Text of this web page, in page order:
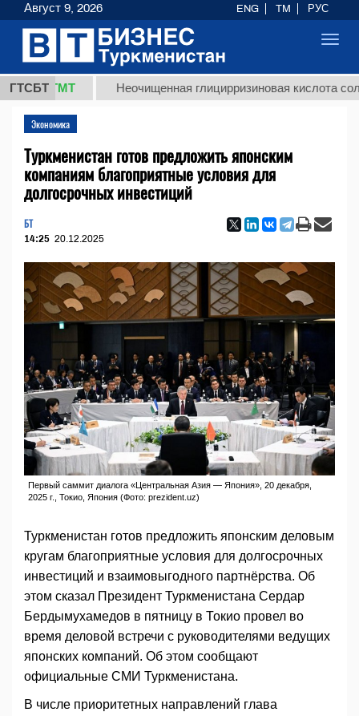
ГТСБТ
ТМТ Неочищенная глицирризиновая кислота
Экономика
Туркменистан готов предложить японским
компаниям благоприятные условия для
долгосрочных инвестиций
БТ
14:25 20.12.2025
Первый саммит диалога «Центральная Азия — Япония», 20 декабря,
2025 г., Токио, Япония (Фото: prezident.uz)
Туркменистан готов предложить японским деловым
кругам благоприятные условия для долгосрочных
инвестиций и взаимовыгодного партнёрства. Об
этом сказал Президент Туркменистана Сердар
Бердымухамедов в пятницу в Токио провел во
время деловой встречи с руководителями ведущих
японских компаний. Об этом сообщают
официальные СМИ Туркменистана.
В числе приоритетных направлений глава
Август 9, 2026 ENG TM РУС